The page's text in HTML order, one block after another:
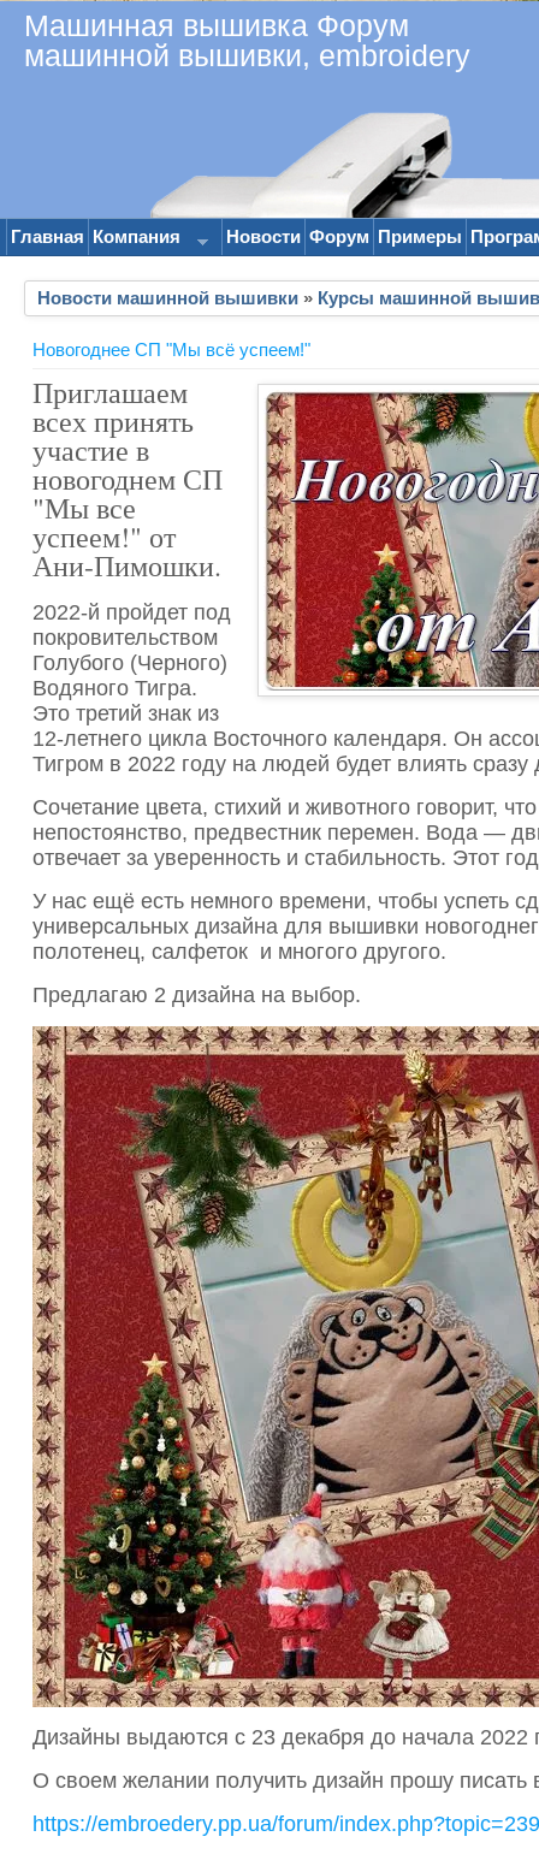
Машинная вышивка Форум
машинной вышивки, embroidery
Главная Компания Новости Форум Примеры
Новости машинной вышивки » Курсы машинной
Новогоднее СП "Мы всё успеем!"
Приглашаем
всех принять
участие в
новогоднем СП
"Мы все
успеем!" от
Ани-Пимошки.
2022-й пройдет под
покровительством
Голубого (Черного)
Водяного Тигра.
Это третий знак из
12-летнего цикла Восточного календаря. Он
Тигром в 2022 году на людей будет влиять
Сочетание цвета, стихий и животного говорит,
непостоянство, предвестник перемен. Вода —
отвечает за уверенность и стабильность. Этот
У нас ещё есть немного времени, чтобы успеть
универсальных дизайна для вышивки
полотенец, салфеток и многого другого.
Предлагаю 2 дизайна на выбор.
Дизайны выдаются с 23 декабря до начала 2022
О своем желании получить дизайн прошу писать
https://embroedery.pp.ua/forum/